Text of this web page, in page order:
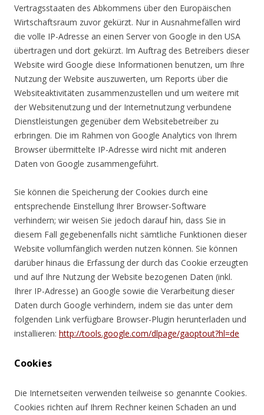
Vertragsstaaten des Abkommens über den Europäischen
Wirtschaftsraum zuvor gekürzt. Nur in Ausnahmefällen wird
die volle IP-Adresse an einen Server von Google in den USA
übertragen und dort gekürzt. Im Auftrag des Betreibers dieser
Website wird Google diese Informationen benutzen, um Ihre
Nutzung der Website auszuwerten, um Reports über die
Websiteaktivitäten zusammenzustellen und um weitere mit
der Websitenutzung und der Internetnutzung verbundene
Dienstleistungen gegenüber dem Websitebetreiber zu
erbringen. Die im Rahmen von Google Analytics von Ihrem
Browser übermittelte IP-Adresse wird nicht mit anderen
Daten von Google zusammengeführt.
Sie können die Speicherung der Cookies durch eine
entsprechende Einstellung Ihrer Browser-Software
verhindern; wir weisen Sie jedoch darauf hin, dass Sie in
diesem Fall gegebenenfalls nicht sämtliche Funktionen dieser
Website vollumfänglich werden nutzen können. Sie können
darüber hinaus die Erfassung der durch das Cookie erzeugten
und auf Ihre Nutzung der Website bezogenen Daten (inkl.
Ihrer IP-Adresse) an Google sowie die Verarbeitung dieser
Daten durch Google verhindern, indem sie das unter dem
folgenden Link verfügbare Browser-Plugin herunterladen und
installieren: http://tools.google.com/dlpage/gaoptout?hl=de
Cookies
Die Internetseiten verwenden teilweise so genannte Cookies.
Cookies richten auf Ihrem Rechner keinen Schaden an und